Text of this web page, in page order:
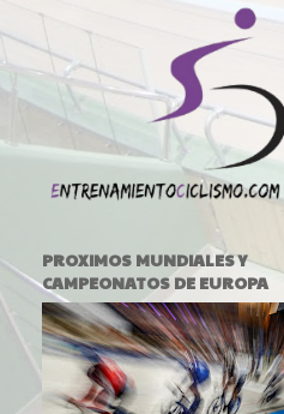
PROXIMOS MUNDIALES Y
CAMPEONATOS DE EUROPA